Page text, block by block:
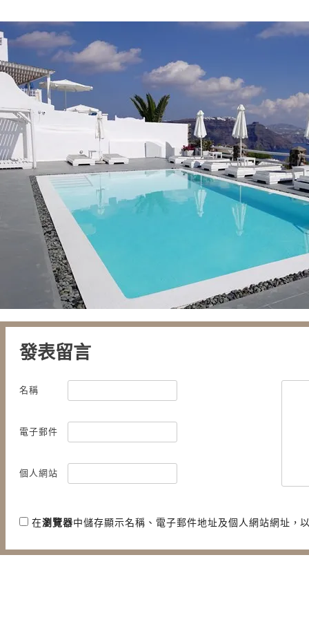
發表留言
名稱
電子郵件
個人網站
在瀏覽器中儲存顯示名稱、電子郵件地址及個人網站網址，